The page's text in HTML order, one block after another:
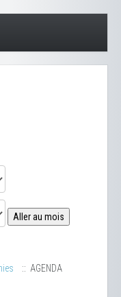
Aller au mois
:: AGENDA